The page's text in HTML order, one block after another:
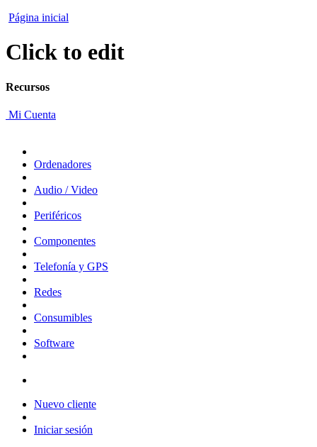
Página inicial
Click to edit
Recursos
Mi Cuenta
Ordenadores
Audio / Video
Periféricos
Componentes
Telefonía y GPS
Redes
Consumibles
Software
Nuevo cliente
Iniciar sesión